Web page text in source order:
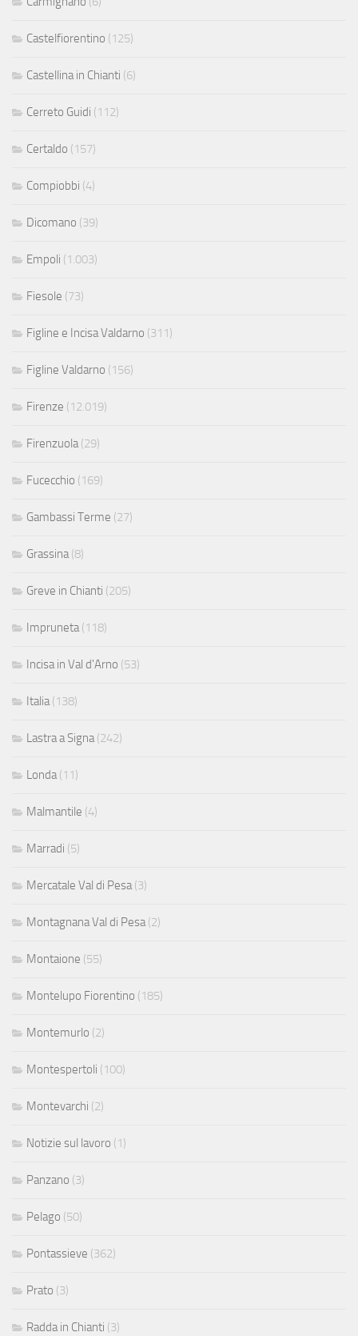
Castelfiorentino (125)
Castellina in Chianti (6)
Cerreto Guidi (112)
Certaldo (157)
Compiobbi (4)
Dicomano (39)
Empoli (1.003)
Fiesole (73)
Figline e Incisa Valdarno (311)
Figline Valdarno (156)
Firenze (12.019)
Firenzuola(29)
Fucecchio (169)
Gambassi Terme (27)
Grassina(8)
Greve in Chianti (205)
Impruneta(118)
Incisa in Val d'Arno (53)
Italia(138)
Lastra a Signa(242)
Londa(11)
Malmantile (4)
Marradi (5)
Mercatale Val di Pesa(3)
Montagnana Val di Pesa(2)
Montaione (55)
Montelupo Fiorentino (185)
Montemurlo (2)
Montespertoli (100)
Montevarchi (2)
Notizie sul lavoro (1)
Panzano (3)
Pelago (50)
Pontassieve (362)
Prato (3)
Radda in Chianti (3)